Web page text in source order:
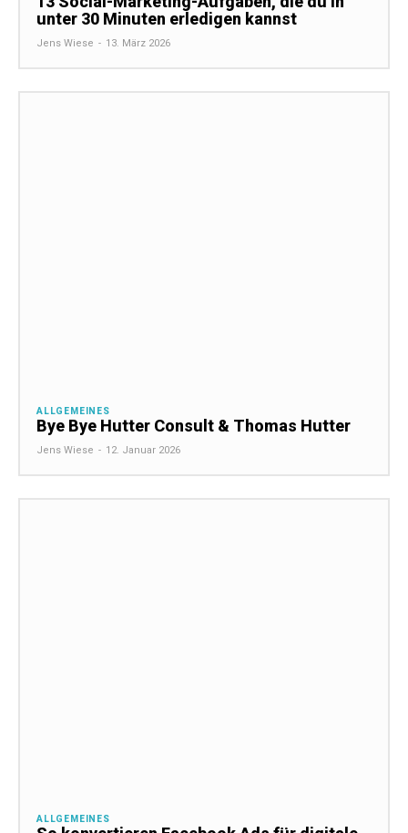
unter 30 Minuten erledigen kannst
Jens Wiese - 13. März 2026
ALLGEMEINES
Bye Bye Hutter Consult & Thomas Hutter
Jens Wiese - 12. Januar 2026
ALLGEMEINES